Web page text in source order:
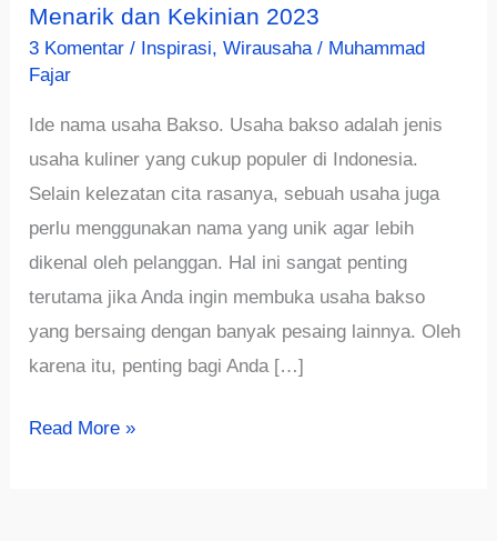
Menarik dan Kekinian 2023
3 Komentar / Inspirasi,Wirausaha / Muhammad
Fajar
Ide nama usaha Bakso. Usaha bakso adalah jenis
usaha kuliner yang cukup populer di Indonesia.
Selain kelezatan cita rasanya, sebuah usaha juga
perlu menggunakan nama yang unik agar lebih
dikenal oleh pelanggan. Hal ini sangat penting
terutama jika Anda ingin membuka usaha bakso
yang bersaing dengan banyak pesaing lainnya. Oleh
karena itu, penting bagi Anda […]
√925+
Read More »